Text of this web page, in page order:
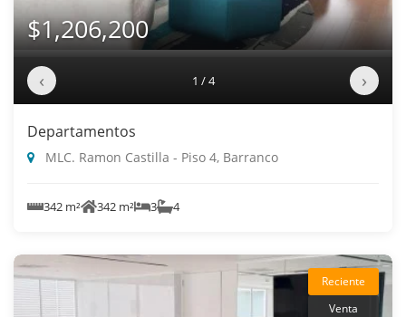
$1,206,200
‹ 1 / 4 ›
Departamentos
MLC. Ramon Castilla - Piso 4, Barranco
342 m² 342 m² 3 4
Reciente
Venta